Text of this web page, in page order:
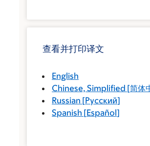
查看并打印译文
English
Chinese, Simplified [简体
Russian [Русский]
Spanish [Español]